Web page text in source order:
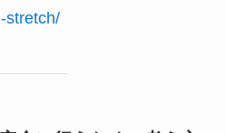
stretch/